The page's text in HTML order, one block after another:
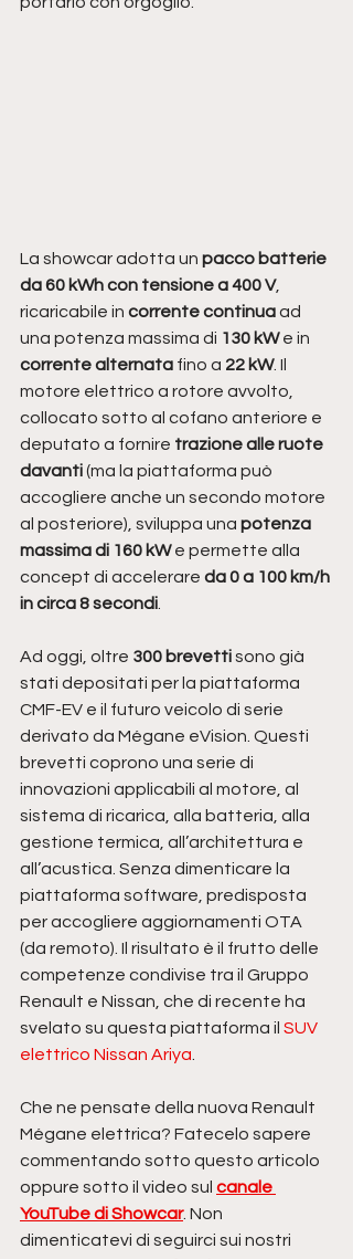
La showcar adotta un pacco batterie
da 60 kWh con tensione a 400 V,
ricaricabile in corrente continua ad
una potenza massima di 130 kW e in
corrente alternata fino a 22 kW. Il
motore elettrico a rotore avvolto,
collocato sotto al cofano anteriore e
deputato a fornire trazione alle ruote
davanti (ma la piattaforma può
accogliere anche un secondo motore
al posteriore), sviluppa una potenza
massima di 160 kW e permette alla
concept di accelerare da 0 a 100 km/h
in circa 8 secondi
Ad oggi, oltre 300 brevetti sono già
stati depositati per la piattaforma
CMF-EV e il futuro veicolo di serie
derivato da Mégane eVision. Questi
brevetti coprono una serie di
innovazioni applicabili al motore, al
sistema di ricarica, alla batteria, alla
gestione termica, all’architettura e
all’acustica. Senza dimenticare la
piattaforma software, predisposta
per accogliere aggiornamenti OTA
(da remoto). Il risultato è il frutto delle
competenze condivise tra il Gruppo
Renault e Nissan, che di recente ha
svelato su questa piattaforma il SUV
elettrico Nissan Ariya
Che ne pensate della nuova Renault
Mégane elettrica? Fatecelo sapere
commentando sotto questo articolo
oppure sotto il video sul canale
YouTube di Showcar. Non
dimenticatevi di seguirci sui nostri